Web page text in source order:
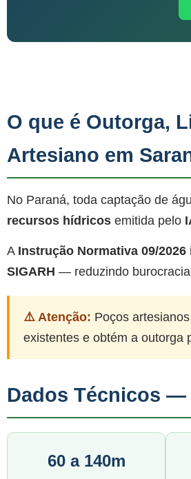
O que é Outorga,
Artesiano em
No Paraná, toda captação de
recursos hídricos emitida pelo
A Instrução Normativa 09/2026
SIGARH — reduzindo
⚠️ Atenção: Poços
existentes e obtém a outorga
Dados Técnicos —
60 a 140m